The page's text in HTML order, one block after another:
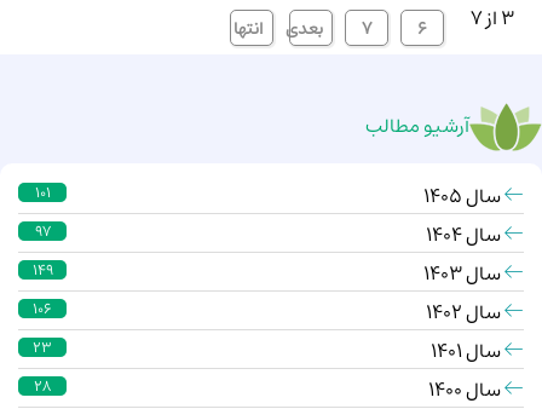
3 از 7
6
7 بعدی انتها
آرشیو مطالب
سال 1405 101
سال 1404 97
سال 1403 149
سال 1402 106
سال 1401 23
سال 1400 28